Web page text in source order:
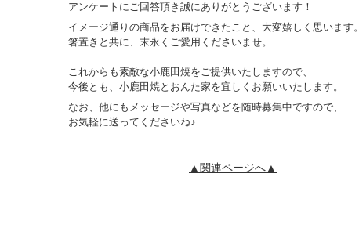
アンケートにご回答頂き誠にありがとうございます！
イメージ通りの商品をお届けできたこと、大変嬉しく思います。
箸置きと共に、末永くご愛用くださいませ。
これからも素敵な小鹿田焼をご提供いたしますので、
今後とも、小鹿田焼とおんた家を宜しくお願いいたします。
なお、他にもメッセージや写真などを随時募集中ですので、
お気軽に送ってくださいね♪
▲関連ページへ▲